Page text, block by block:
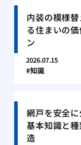
内装の模様
る住まいの
ン
2026.07.15
知識
網戸を安全
基本知識と
造